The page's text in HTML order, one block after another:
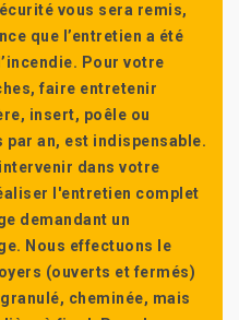
vous sera remis,
que l’entretien a été
Pour votre
faire entretenir
insert, poêle ou
par an, est indispensable.
dans votre
l'entretien complet
demandant un
Nous effectuons le
(ouverts et fermés)
cheminée, mais